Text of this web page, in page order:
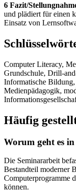
6 Fazit/
und plädiert für einen
Einsatz von
Computer Literacy,
Grundschule, Drill-
Informatische
Medienpädagogik,
Häufig
Worum geht es
Die Seminararbeit
Bestandteil moderner
Computerprogramme
können.